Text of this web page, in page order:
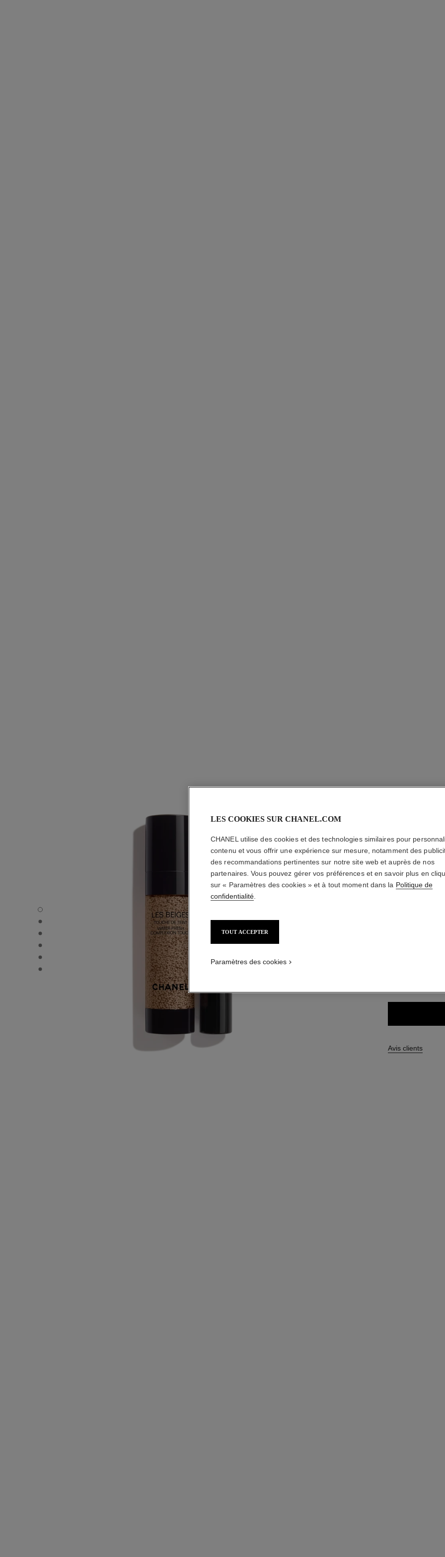
LES BEIGES TOUCHE DE TEINT - Vue par défaut
LES BEIGES TOUCHE DE TEINT - Vue alternative 3
LES BEIGES TOUCHE DE TEINT - Vue alternative 1
LES BEIGES TOUCHE DE TEINT - Vue basique texture
LES BEIGES TOUCHE DE TEINT - product.packShot.APPLICATION_VISUAL_1
LES BEIGES TOUCHE DE TEINT - product.packShot.APPLICATION_VISUAL_2
LES
Unifie – Illumine –
En savoir plus
Réf. 184568
Avis clients
LES COOKIES SUR CHANEL.COM
CHANEL utilise des cookies et des technologies similaires pour
contenu et vous offrir une expérience sur mesure, notamment des
des recommandations pertinentes sur notre site web et auprès de nos
partenaires. Vous pouvez gérer vos préférences et en savoir plus en
sur « Paramètres des cookies » et à tout moment dans la Politique de
confidentialité
TOUT ACCEPTER
Paramètres des cookies